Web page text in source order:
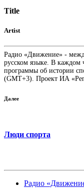
Title
Artist
Радио «Движение» -
русском языке. В каждом
программы об истории
(GMT+3). Проект ИА
Далее
Люди спорта
Радио